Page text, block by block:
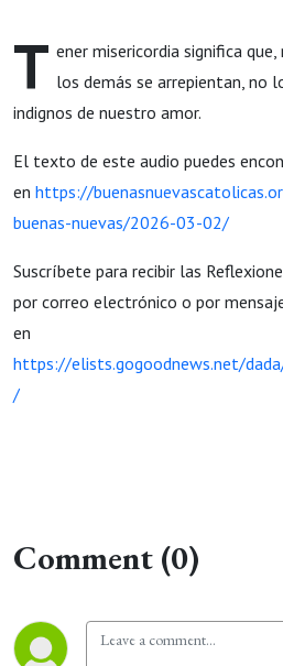
T ener misericordia significa
los demás se arrepientan, no
indignos de nuestro amor.
El texto de este audio puedes
en https://
buenas-nuevas/2026-03-02/
Suscríbete para recibir las
por correo electrónico o por
en
https://elists.gogoodnews.net/
/
Comment (0)